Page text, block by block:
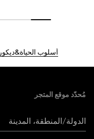
أسلوب الحياة&ديكور
مُحدّد موقع المتجر
الدولة/المنطقة، المدينة